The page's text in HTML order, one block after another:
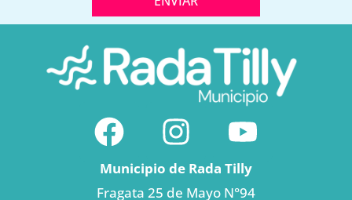
Municipio de Rada Tilly
Fragata 25 de Mayo N°94